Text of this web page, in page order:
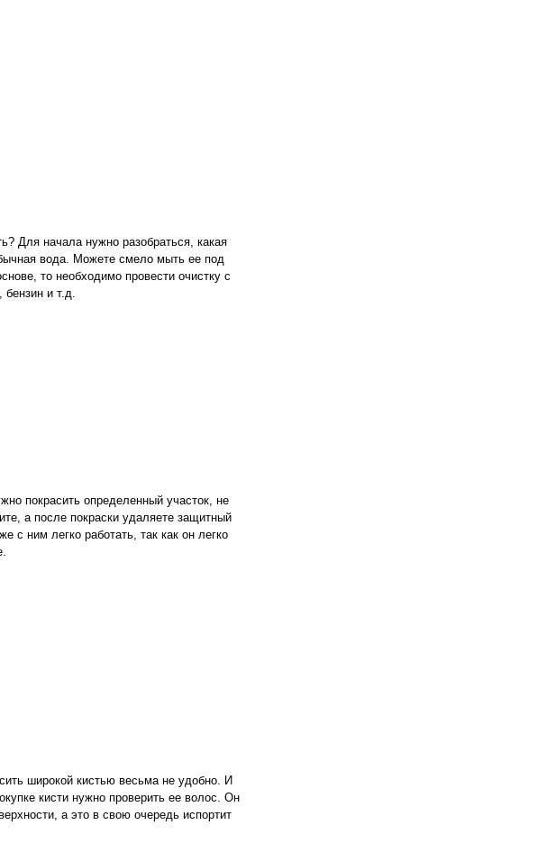
Для начала нужно разобраться, какая
вода. Можете смело мыть ее под
то необходимо провести очистку с
бензин и т.д.
покрасить определенный участок, не
а после покраски удаляете защитный
с ним легко работать, так как он легко
широкой кистью весьма не удобно. И
кисти нужно проверить ее волос. Он
а это в свою очередь испортит